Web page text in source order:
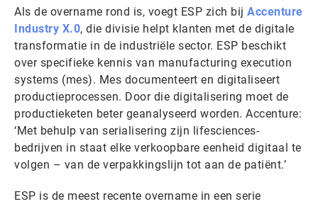
Als de overname rond is, voegt ESP zich bij Accenture
Industry X.0, die divisie helpt klanten met de digitale
transformatie in de industriële sector. ESP beschikt
over specifieke kennis van manufacturing execution
systems (mes). Mes documenteert en digitaliseert
productieprocessen. Door die digitalisering moet de
productieketen beter geanalyseerd worden. Accenture:
‘Met behulp van serialisering zijn lifesciences-
bedrijven in staat elke verkoopbare eenheid digitaal te
volgen – van de verpakkingslijn tot aan de patiënt.’
ESP is de meest recente overname in een serie